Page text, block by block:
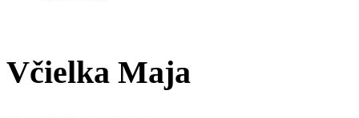
Včielka Maja